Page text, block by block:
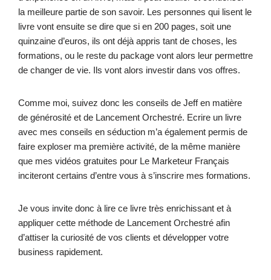
la meilleure partie de son savoir. Les personnes qui lisent le
livre vont ensuite se dire que si en 200 pages, soit une
quinzaine d’euros, ils ont déjà appris tant de choses, les
formations, ou le reste du package vont alors leur permettre
de changer de vie. Ils vont alors investir dans vos offres.
Comme moi, suivez donc les conseils de Jeff en matière
de générosité et de Lancement Orchestré. Ecrire un livre
avec mes conseils en séduction m’a également permis de
faire exploser ma première activité, de la même manière
que mes vidéos gratuites pour Le Marketeur Français
inciteront certains d’entre vous à s’inscrire mes formations.
Je vous invite donc à lire ce livre très enrichissant et à
appliquer cette méthode de Lancement Orchestré afin
d’attiser la curiosité de vos clients et développer votre
business rapidement.